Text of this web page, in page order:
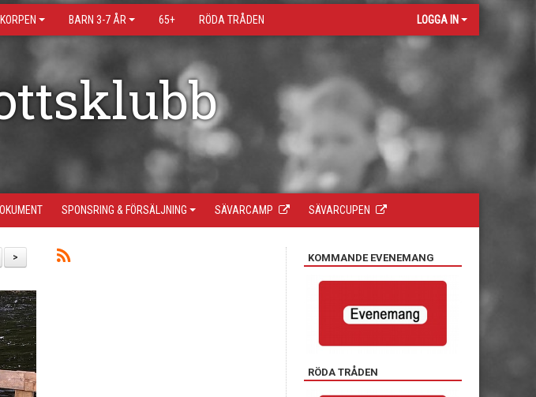
KORPEN BARN 3-7 ÅR 65+ RÖDA TRÅDEN LOGGA IN
SPONSRING & FÖRSÄLJNING SÄVARCAMP SÄVARCUPEN
> KOMMANDE EVENEMANG
RÖDA TRÅDEN